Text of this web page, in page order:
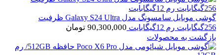
گوشی موبایل سامسونگ مدل Galaxy S24 Ultra ظرفیت
256گیگابایت رم 12گیگابایت
90,300,000 تومان
بازگشت به محصولات